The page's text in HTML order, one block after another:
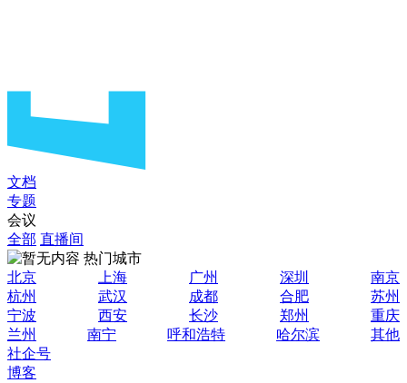
文档
专题
会议
全部 直播间
热门城市
北京
上海 广州 深圳
南京
杭州
武汉 成都 合肥
苏州
宁波
西安 长沙 郑州
重庆
兰州
南宁 呼和浩特 哈尔滨
其他
社企号
博客